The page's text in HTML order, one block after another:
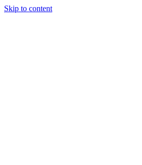
Skip to content